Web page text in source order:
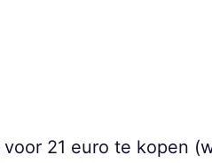
voor 21 euro te kopen